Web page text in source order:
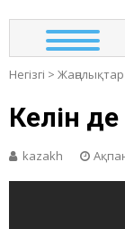
Негізгі > Жаңалықтар
Келін
kazakh